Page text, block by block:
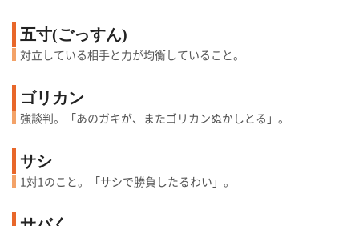
五寸(ごっすん)
対立している相手と力が均衡していること。
ゴリカン
強談判。「あのガキが、またゴリカンぬかしとる」。
サシ
1対1のこと。「サシで勝負したるわい」。